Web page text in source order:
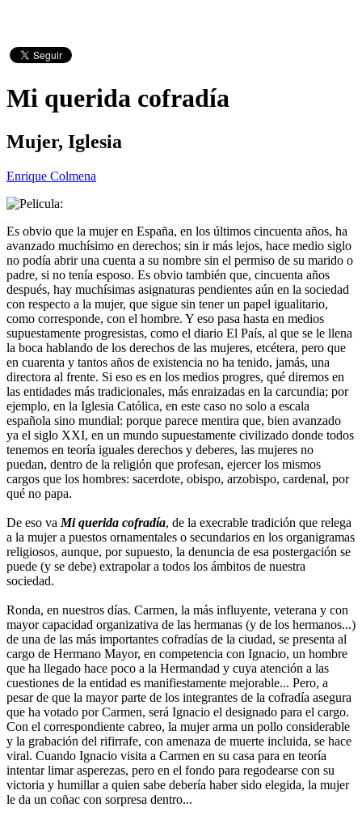
Mi querida cofradía
Mujer, Iglesia
Enrique Colmena
Es obvio que la mujer en España, en los últimos cincuenta años, ha
avanzado muchísimo en derechos; sin ir más lejos, hace medio siglo
no podía abrir una cuenta a su nombre sin el permiso de su marido o
padre, si no tenía esposo. Es obvio también que, cincuenta años
después, hay muchísimas asignaturas pendientes aún en la sociedad
con respecto a la mujer, que sigue sin tener un papel igualitario,
como corresponde, con el hombre. Y eso pasa hasta en medios
supuestamente progresistas, como el diario El País, al que se le llena
la boca hablando de los derechos de las mujeres, etcétera, pero que
en cuarenta y tantos años de existencia no ha tenido, jamás, una
directora al frente. Si eso es en los medios progres, qué diremos en
las entidades más tradicionales, más enraizadas en la carcundia; por
ejemplo, en la Iglesia Católica, en este caso no solo a escala
española sino mundial: porque parece mentira que, bien avanzado
ya el siglo XXI, en un mundo supuestamente civilizado donde todos
tenemos en teoría iguales derechos y deberes, las mujeres no
puedan, dentro de la religión que profesan, ejercer los mismos
cargos que los hombres: sacerdote, obispo, arzobispo, cardenal, por
qué no papa.
De eso va Mi querida cofradía, de la execrable tradición que relega
a la mujer a puestos ornamentales o secundarios en los organigramas
religiosos, aunque, por supuesto, la denuncia de esa postergación se
puede (y se debe) extrapolar a todos los ámbitos de nuestra
sociedad.
Ronda, en nuestros días. Carmen, la más influyente, veterana y con
mayor capacidad organizativa de las hermanas (y de los hermanos...)
de una de las más importantes cofradías de la ciudad, se presenta al
cargo de Hermano Mayor, en competencia con Ignacio, un hombre
que ha llegado hace poco a la Hermandad y cuya atención a las
cuestiones de la entidad es manifiestamente mejorable... Pero, a
pesar de que la mayor parte de los integrantes de la cofradía asegura
que ha votado por Carmen, será Ignacio el designado para el cargo.
Con el correspondiente cabreo, la mujer arma un pollo considerable
y la grabación del rifirrafe, con amenaza de muerte incluida, se hace
viral. Cuando Ignacio visita a Carmen en su casa para en teoría
intentar limar asperezas, pero en el fondo para regodearse con su
victoria y humillar a quien sabe debería haber sido elegida, la mujer
le da un coñac con sorpresa dentro...